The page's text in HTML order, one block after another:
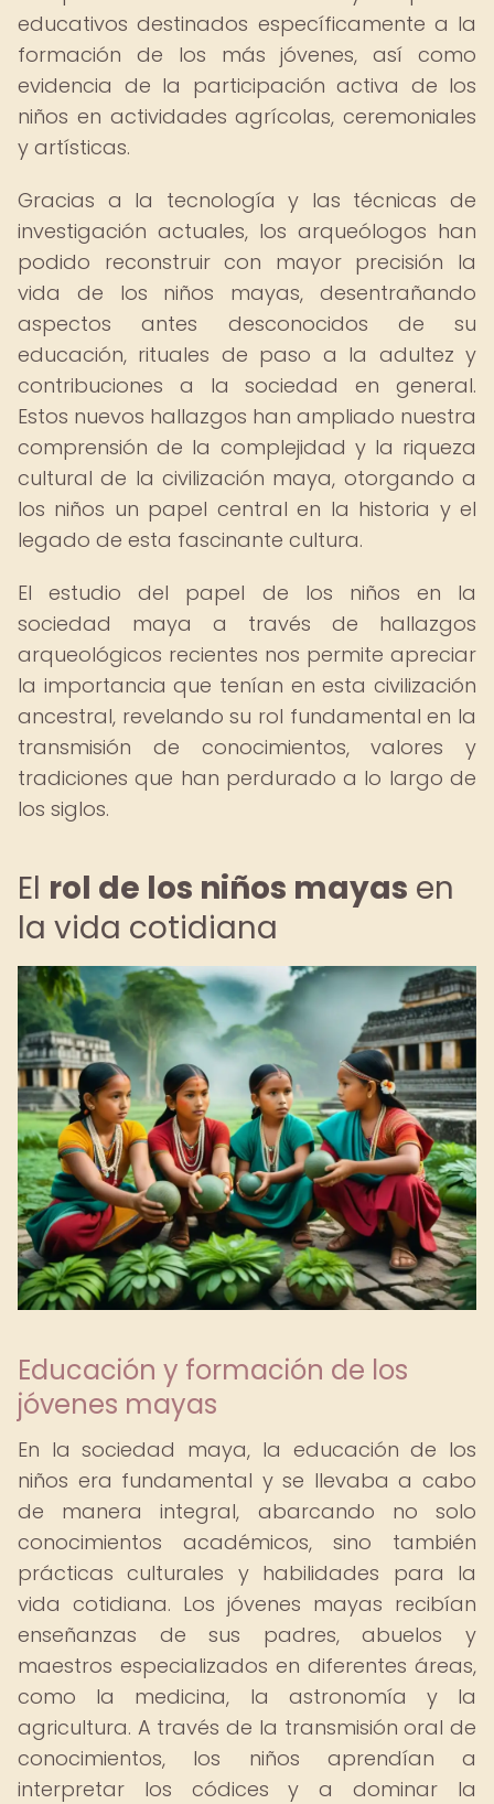
educativos destinados específicamente a la
formación de los más jóvenes, así como
evidencia de la participación activa de los
niños en actividades agrícolas, ceremoniales
y artísticas.
Gracias a la tecnología y las técnicas de
investigación actuales, los arqueólogos han
podido reconstruir con mayor precisión la
vida de los niños mayas, desentrañando
aspectos antes desconocidos de su
educación, rituales de paso a la adultez y
contribuciones a la sociedad en general.
Estos nuevos hallazgos han ampliado nuestra
comprensión de la complejidad y la riqueza
cultural de la civilización maya, otorgando a
los niños un papel central en la historia y el
legado de esta fascinante cultura.
El estudio del papel de los niños en la
sociedad maya a través de hallazgos
arqueológicos recientes nos permite apreciar
la importancia que tenían en esta civilización
ancestral, revelando su rol fundamental en la
transmisión de conocimientos, valores y
tradiciones que han perdurado a lo largo de
los siglos.
El rol de los niños mayas en
la vida cotidiana
Educación y formación de los
jóvenes mayas
En la sociedad maya, la educación de los
niños era fundamental y se llevaba a cabo
de manera integral, abarcando no solo
conocimientos académicos, sino también
prácticas culturales y habilidades para la
vida cotidiana. Los jóvenes mayas recibían
enseñanzas de sus padres, abuelos y
maestros especializados en diferentes áreas,
como la medicina, la astronomía y la
agricultura. A través de la transmisión oral de
conocimientos, los niños aprendían a
interpretar los códices y a dominar la